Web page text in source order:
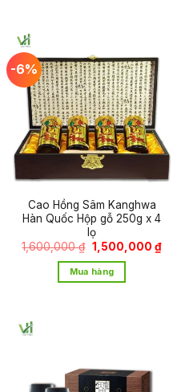
-6%
Cao Hồng Sâm Kanghwa
Hàn Quốc Hộp gỗ 250g x 4
lọ
1,600,000₫ Giá
gốc
là:
1,600,000 ₫.
1,500,000 ₫Giá
hiện
Mua hàng